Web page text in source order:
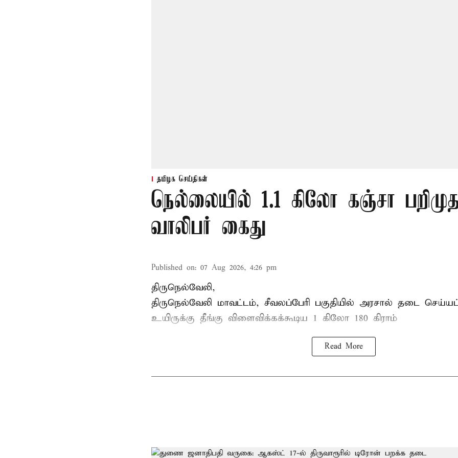
தமிழக செய்திகள்
நெல்லையில் 1.1 கிலோ கஞ்சா
வாலிபர் கைது
Published on: 07 Aug 2026, 4:26 pm
திருநெல்வேலி,
திருநெல்வேலி மாவட்டம், சீவலப்பேரி பகுதியில் அரசால் தடை
உயிருக்கு தீங்கு விளைவிக்கக்கூடிய 1 கிலோ 180 கிராம்
Read More